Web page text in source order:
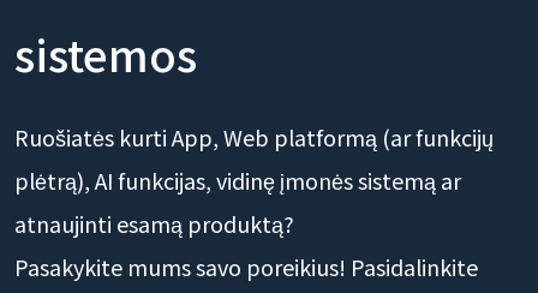
sistemos
Ruošiatės kurti App, Web platformą (ar funkcijų
plėtrą), AI funkcijas, vidinę įmonės sistemą ar
atnaujinti esamą produktą?
Pasakykite mums savo poreikius! Pasidalinkite